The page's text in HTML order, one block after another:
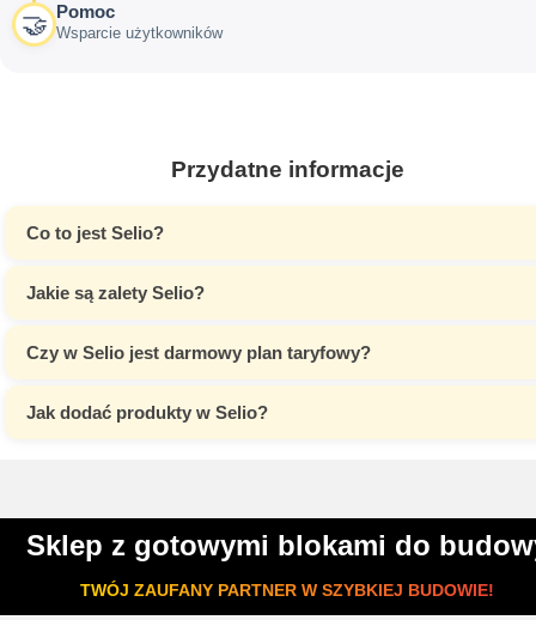
🤝 Pomoc
Wsparcie użytkowników
Przydatne informacje
Co to jest Selio?
Jakie są zalety Selio?
Czy w Selio jest darmowy plan taryfowy?
Jak dodać produkty w Selio?
Sklep z gotowymi blokami do
TWÓJ ZAUFANY PARTNER W SZYBKIEJ BUDOWIE!